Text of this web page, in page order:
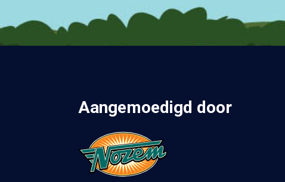
Aangemoedigd door